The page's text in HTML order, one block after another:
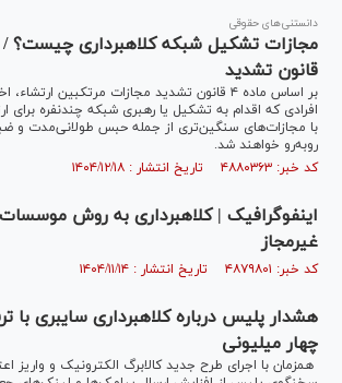
دانستنی‌های حقوقی
قانون تشدید
بر اساس ماده ۴ قانون تشدید مجازات مرتکبین
افرادی که اقدام به تشکیل یا رهبری شبکه چندنفره برای
با مجازات‌های سنگین‌تری از جمله حبس طولانی‌مدت و
روبه‌رو خواهند شد.
کد خبر: ۴۸۸۰۳۶۳ تاریخ انتشار : ۱۴۰۴/۱۲/۱۸
اینفوگرافیک | کلاهبرداری به روش
غیرمجاز
کد خبر: ۴۸۷۹۸۰۱ تاریخ انتشار : ۱۴۰۴/۱۱/۱۴
هشدار پلیس درباره کلاهبرداری سایبری با
چهار میلیونی